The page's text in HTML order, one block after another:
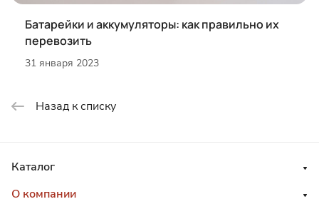
Батарейки и аккумуляторы: как правильно их
перевозить
31 января 2023
Назад к списку
Каталог
О компании